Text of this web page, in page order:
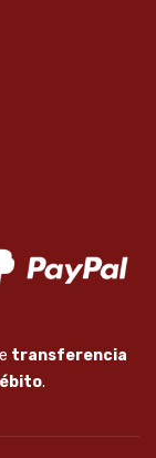
transferencia
.